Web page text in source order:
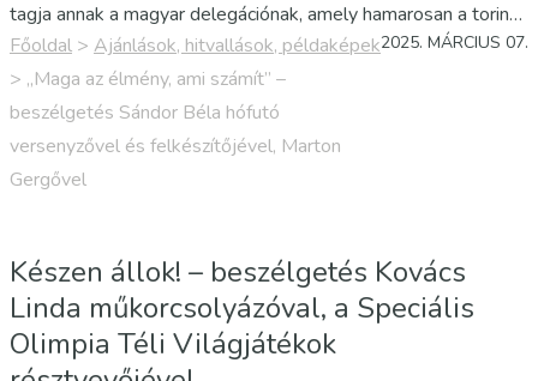
tagja annak a magyar delegációnak, amely hamarosan a torinói
Speciális Olimpia Téli Világjátékokra utazik. Béla hófutóként
vesz részt az értelmileg sérült emberek legnagyobb…
Főoldal > Ajánlások, hitvallások, példaképek
> „Maga az élmény, ami számít” –
beszélgetés Sándor Béla hófutó
versenyzővel és felkészítőjével, Marton
Gergővel
2025. MÁRCIUS 07.
Készen állok! – beszélgetés Kovács
Linda műkorcsolyázóval, a Speciális
Olimpia Téli Világjátékok